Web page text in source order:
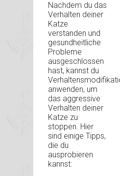
Nachdem du das
Verhalten deiner
Katze
verstanden und
gesundheitliche
Probleme
ausgeschlossen
hast, kannst du
anwenden, um
das aggressive
Verhalten deiner
Katze zu
stoppen. Hier
sind einige Tipps,
die du
ausprobieren
kannst: